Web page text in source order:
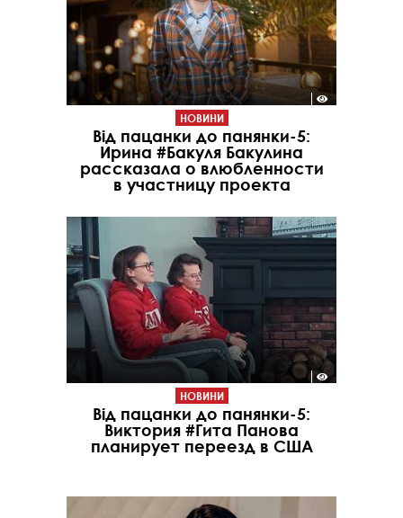
НОВИНИ
Від пацанки до панянки-5:
Ирина #Бакуля Бакулина
рассказала о влюбленности
в участницу проекта
НОВИНИ
Від пацанки до панянки-5:
Виктория #Гита Панова
планирует переезд в США